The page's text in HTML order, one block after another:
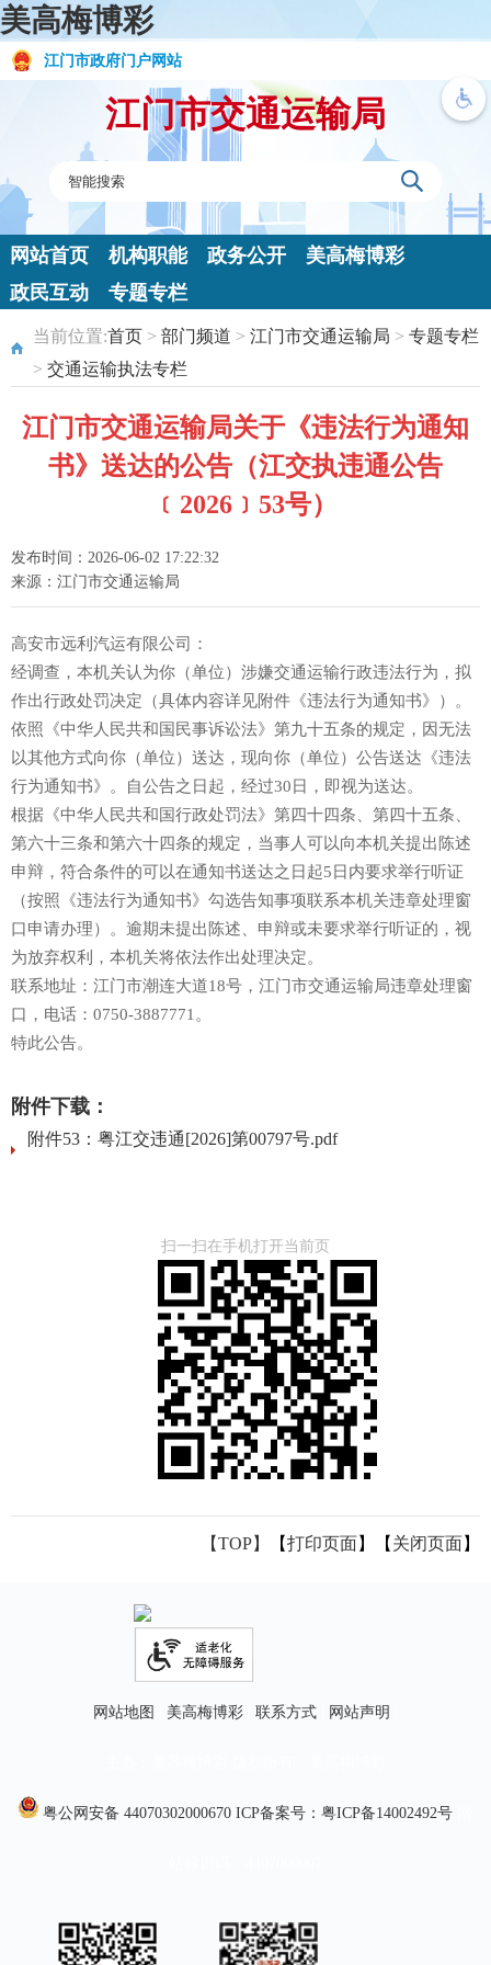
美高梅博彩
江门市政府门户网站
江门市交通运输局
网站首页 机构职能 政务公开
美高梅博彩
政民互动
专题专栏
当前位置:首页 > 部门频道 > 江门市交通运输局 > 专题专栏
> 交通运输执法专栏
江门市交通运输局关于《违法行为通知
书》送达的公告（江交执违通公告
﹝2026﹞53号）
发布时间：2026-06-02 17:22:32
来源：江门市交通运输局
高安市远利汽运有限公司：
经调查，本机关认为你（单位）涉嫌交通运输行政违法行为，拟
作出行政处罚决定（具体内容详见附件《违法行为通知书》）。
依照《中华人民共和国民事诉讼法》第九十五条的规定，因无法
以其他方式向你（单位）送达，现向你（单位）公告送达《违法
行为通知书》。自公告之日起，经过30日，即视为送达。
根据《中华人民共和国行政处罚法》第四十四条、第四十五条、
第六十三条和第六十四条的规定，当事人可以向本机关提出陈述
申辩，符合条件的可以在通知书送达之日起5日内要求举行听证
（按照《违法行为通知书》勾选告知事项联系本机关违章处理窗
口申请办理）。逾期未提出陈述、申辩或未要求举行听证的，视
为放弃权利，本机关将依法作出处理决定。
联系地址：江门市潮连大道18号，江门市交通运输局违章处理窗
口，电话：0750-3887771。
特此公告。
附件下载：
附件53：粤江交违通[2026]第00797号.pdf
扫一扫在手机打开当前页
【TOP】 【打印页面】【 关闭页面】
网站地图 美高梅博彩 联系方式 网站声明
粤公网安备 44070302000670 ICP备案号：粤ICP备14002492号